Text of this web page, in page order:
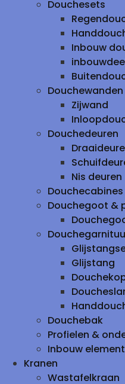
Douchesets
Inbouw
Douchewanden
Zijwand
Douchedeuren
Nis deuren
Douchecabines
Douchegoot &
Glijstang
Douchebak
Profielen &
Inbouw
Kranen
Wastafelkraan